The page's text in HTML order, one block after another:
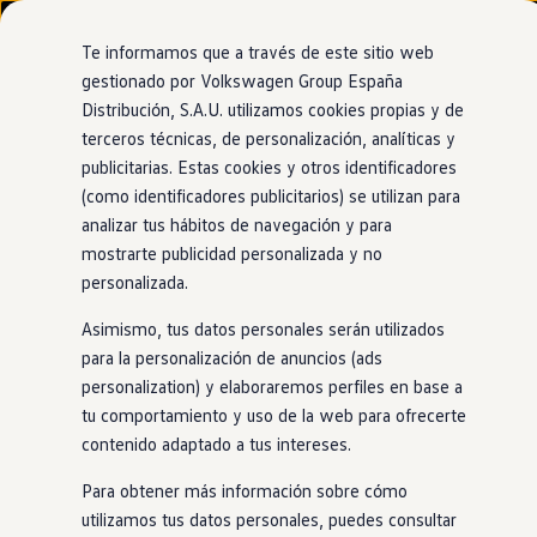
Ir
directamente
al contenido
Ir
directamente
al pie de
página
Nuevo ID. Cross
Vehículos Comerciales
Compra y ofertas
Volkswagen nuevo en stock
Volkswagen de ocasión
Financiación
My Renting
My Way
Seguros
Empresas
Autoescuelas
Eléctricos e híbridos
Más sobre híbridos
Plan Auto +
Etiquetas DGT
Simulador de autonomía, carga y ahorro
Carga y autonomía
Soluciones de carga
Tarifas de carga
Carga en casa
Modos de carga
Concesionario y taller oficial de Volkswagen
Autopodium Girona
Te informamos que a través de este sitio web
gestionado por Volkswagen Group España
Distribución, S.A.U. utilizamos cookies propias y de
terceros técnicas, de personalización, analíticas y
publicitarias. Estas cookies y otros identificadores
(como identificadores publicitarios) se utilizan para
analizar tus hábitos de navegación y para
mostrarte publicidad personalizada y no
personalizada.
Asimismo, tus datos personales serán utilizados
para la personalización de anuncios (ads
personalization) y elaboraremos perfiles en base a
tu comportamiento y uso de la web para ofrecerte
contenido adaptado a tus intereses.
Para obtener más información sobre cómo
utilizamos tus datos personales, puedes consultar